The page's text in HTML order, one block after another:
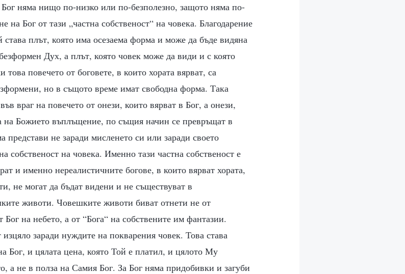
няма нищо по-низко или по-безполезно, защото няма по-
на Бог от тази „частна собственост“ на човека. Благодарение
плът, която има осезаема форма и може да бъде видяна
Дух, а плът, която човек може да види и с която
повечето от боговете, в които хората вярват, са
но в същото време имат свободна форма. Така
враг на повечето от онези, които вярват в Бог, а онези,
на Божието въплъщение, по същия начин се превръщат в
не заради мисленето си или заради своето
собственост на човека. Именно тази частна собственост е
и именно нереалистичните богове, в които вярват хората,
не могат да бъдат видени и не съществуват в
животи. Човешките животи биват отнети не от
на небето, а от “Бога“ на собствените им фантазии.
заради нуждите на покварения човек. Това става
Бог, и цялата цена, която Той е платил, и цялото Му
а не в полза на Самия Бог. За Бог няма придобивки и загуби